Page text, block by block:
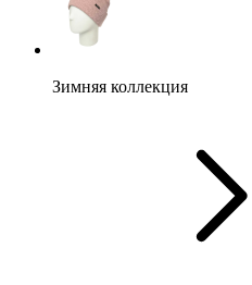
Зимняя коллекция